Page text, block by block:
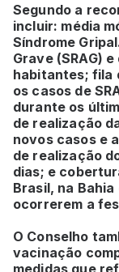
Segundo a
incluir: média
Síndrome
Grave (SRAG)
habitantes; fila
os casos de
durante os
de realização
novos casos e
de realização
dias; e
Brasil, na
ocorrerem a
O Conselho
vacinação
medidas que